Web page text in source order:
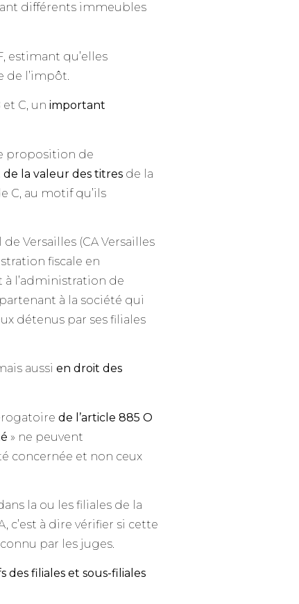
différents immeubles
estimant qu’elles
de l’impôt.
C, un important
proposition de
la valeur des titresde la
C, au motif qu’ils
Versailles (CA Versailles
fiscale en
l’administration de
à la société qui
détenus par ses filiales
aussi en droit des
de l’article 885 O
» ne peuvent
concernée et non ceux
la ou les filiales de la
c’est à dire vérifier si cette
par les juges.
des filiales et sous-filiales